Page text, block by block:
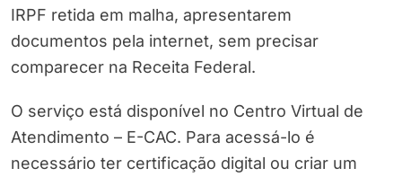
IRPF retida em malha, apresentarem
documentos pela internet, sem precisar
comparecer na Receita Federal.
O serviço está disponível no Centro Virtual de
Atendimento – E-CAC. Para acessá-lo é
necessário ter certificação digital ou criar um